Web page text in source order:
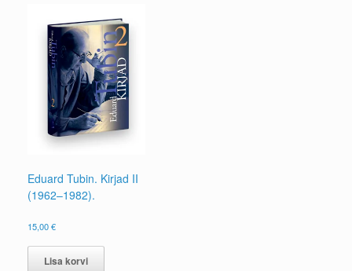
Eduard Tubin. Kirjad II
(1962–1982).
15,00€
Lisa korvi